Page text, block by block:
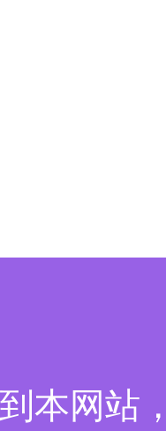
本网站